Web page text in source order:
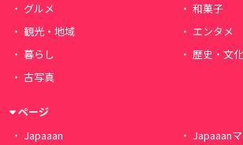
グルメ
和菓子
観光・地域
エンタメ
暮らし
歴史・文化
古写真
ページ
Japaaan
Japaaan